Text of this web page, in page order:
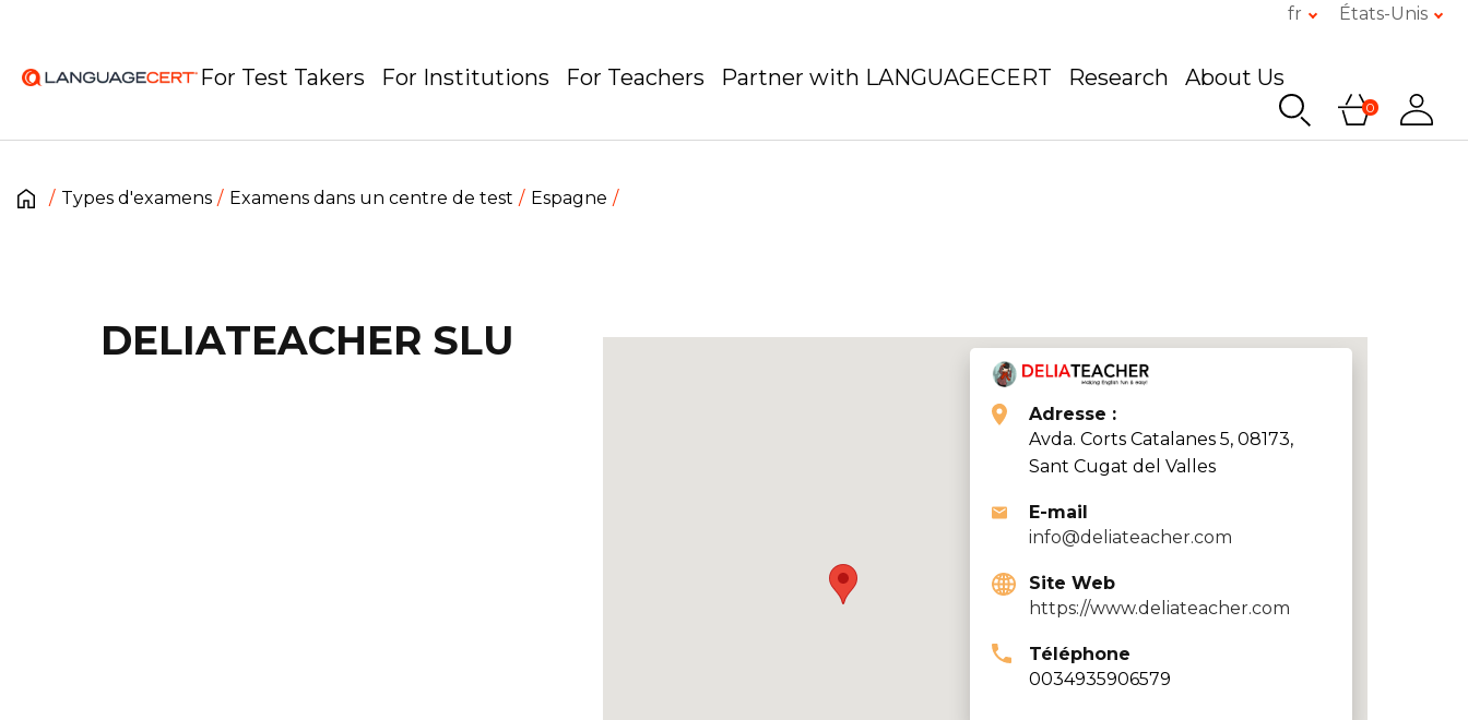
fr États-Unis
For Test Takers For Institutions For Teachers Partner with LANGUAGECERT Research About Us
0
Types d'examens Examens dans un centre de test Espagne
Adresse :
Avda. Corts Catalanes 5, 08173,
Sant Cugat del Valles
E-mail
info@deliateacher.com
Site Web
https://www.deliateacher.com
Téléphone
0034935906579
DELIATEACHER SLU